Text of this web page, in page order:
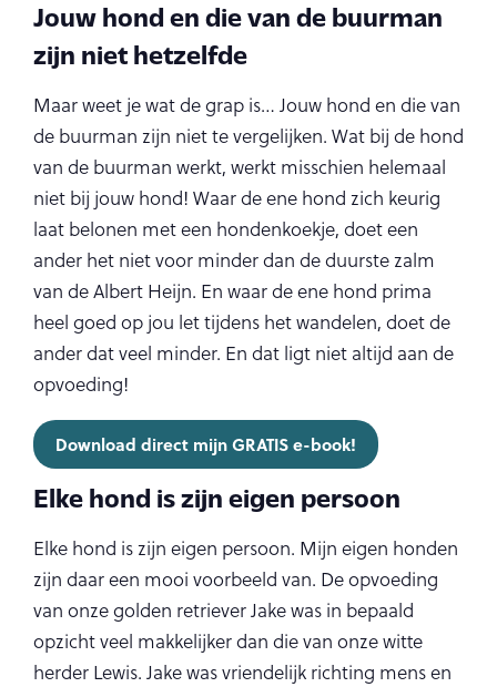
Jouw hond en die van de buurman
zijn niet hetzelfde
Maar weet je wat de grap is… Jouw hond en die van
de buurman zijn niet te vergelijken. Wat bij de hond
van de buurman werkt, werkt misschien helemaal
niet bij jouw hond! Waar de ene hond zich keurig
laat belonen met een hondenkoekje, doet een
ander het niet voor minder dan de duurste zalm
van de Albert Heijn. En waar de ene hond prima
heel goed op jou let tijdens het wandelen, doet de
ander dat veel minder. En dat ligt niet altijd aan de
opvoeding!
Download direct mijn GRATIS e-book!
Elke hond is zijn eigen persoon
Elke hond is zijn eigen persoon. Mijn eigen honden
zijn daar een mooi voorbeeld van. De opvoeding
van onze golden retriever Jake was in bepaald
opzicht veel makkelijker dan die van onze witte
herder Lewis. Jake was vriendelijk richting mens en